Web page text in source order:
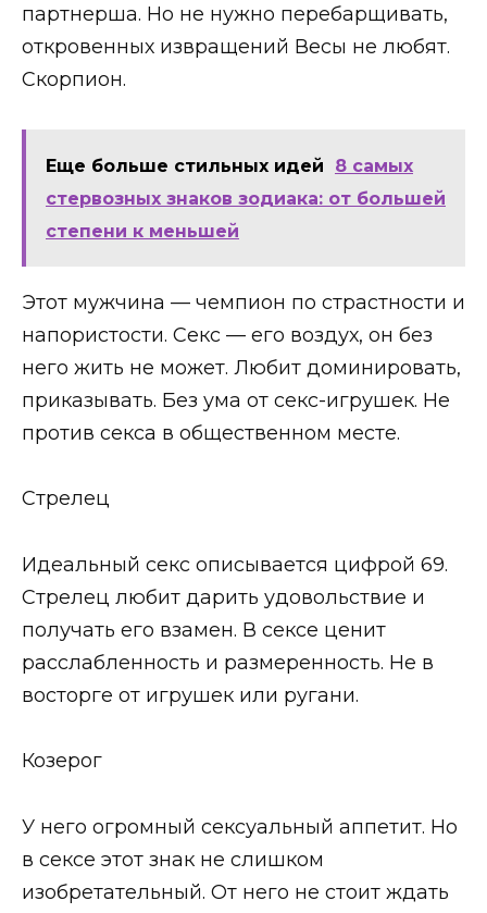
партнерша. Но не нужно перебарщивать,
откровенных извращений Весы не любят.
Скорпион.
Еще больше стильных идей
8 самых
стервозных знаков зодиака: от большей
степени к меньшей
Этот мужчина — чемпион по страстности и
напористости. Секс — его воздух, он без
него жить не может. Любит доминировать,
приказывать. Без ума от секс-игрушек. Не
против секса в общественном месте.
Стрелец
Идеальный секс описывается цифрой 69.
Стрелец любит дарить удовольствие и
получать его взамен. В сексе ценит
расслабленность и размеренность. Не в
восторге от игрушек или ругани.
Козерог
У него огромный сексуальный аппетит. Но
в сексе этот знак не слишком
изобретательный. От него не стоит ждать